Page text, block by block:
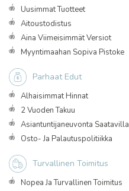
Uusimmat Tuotteet
Aitoustodistus
Aina Viimeisimmät Versiot
Myyntimaahan Sopiva Pistoke
Parhaat Edut
Alhaisimmat Hinnat
2 Vuoden Takuu
Asiantuntijaneuvonta Saatavilla
Osto- Ja Palautuspolitiikka
Turvallinen Toimitus
Nopea Ja Turvallinen Toimitus